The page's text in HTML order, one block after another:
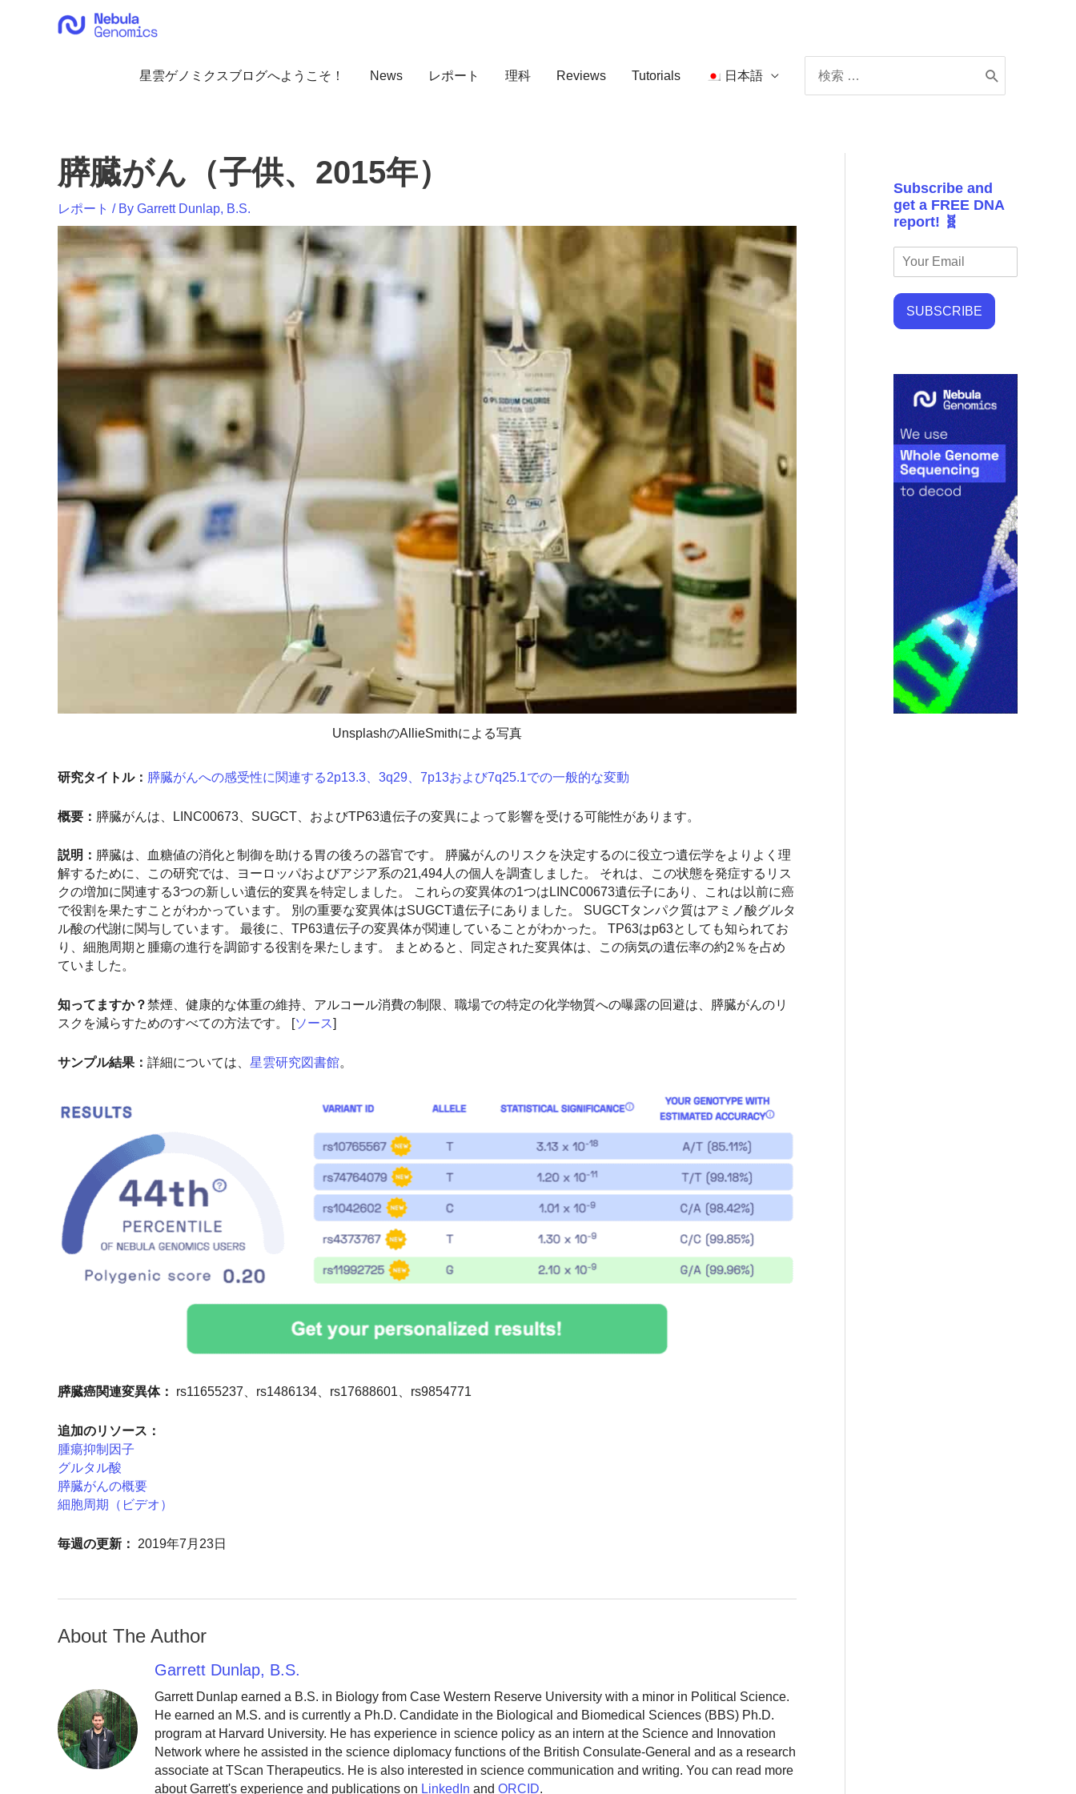
星雲ゲノミクスブログへようこそ！ News レポート 理科 Reviews Tutorials 日本語
for:
膵臓がん（子供、2015年）
レポート / By Garrett Dunlap, B.S.
UnsplashのAllieSmithによる写真
研究タイトル： 膵臓がんへの感受性に関連する2p13.3、3q29、7p13および7q25.1での一般的な変動
概要： 膵臓がんは、LINC00673、SUGCT、およびTP63遺伝子の変異によって影響を受ける可能性があります。
説明： 膵臓は、血糖値の消化と制御を助ける胃の後ろの器官です。 膵臓がんのリスクを決定するのに役立つ遺伝学をよりよく理
解するために、この研究では、ヨーロッパおよびアジア系の21,494人の個人を調査しました。 それは、この状態を発症するリス
クの増加に関連する3つの新しい遺伝的変異を特定しました。 これらの変異体の1つはLINC00673遺伝子にあり、これは以前に癌
で役割を果たすことがわかっています。 別の重要な変異体はSUGCT遺伝子にありました。 SUGCTタンパク質はアミノ酸グルタ
ル酸の代謝に関与しています。 最後に、TP63遺伝子の変異体が関連していることがわかった。 TP63はp63としても知られてお
り、細胞周期と腫瘍の進行を調節する役割を果たします。 まとめると、同定された変異体は、この病気の遺伝率の約2％を占め
ていました。
知ってますか？禁煙、健康的な体重の維持、アルコール消費の制限、職場での特定の化学物質への曝露の回避は、膵臓がんのリ
スクを減らすためのすべての方法です。 [ソース]
サンプル結果： 詳細については、 星雲研究図書館。
膵臓癌関連変異体： rs11655237、rs1486134、rs17688601、rs9854771
追加のリソース：
腫瘍抑制因子
グルタル酸
膵臓がんの概要
細胞周期（ビデオ）
毎週の更新： 2019年7月23日
About The Author
Garrett Dunlap, B.S.
Garrett Dunlap earned a B.S. in Biology from Case Western Reserve University with a minor in Political Science.
He earned an M.S. and is currently a Ph.D. Candidate in the Biological and Biomedical Sciences (BBS) Ph.D.
program at Harvard University. He has experience in science policy as an intern at the Science and Innovation
Network where he assisted in the science diplomacy functions of the British Consulate-General and as a research
associate at TScan Therapeutics. He is also interested in science communication and writing. You can read more
about Garrett's experience and publications on LinkedIn andORCID.
Subscribe and
get a FREE DNA
report! 🧬
SUBSCRIBE